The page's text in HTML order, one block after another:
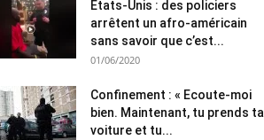
Etats-Unis : des policiers
arrêtent un afro-américain
sans savoir que c’est...
01/06/2020
Confinement : « Ecoute-moi
bien. Maintenant, tu prends ta
voiture et tu...